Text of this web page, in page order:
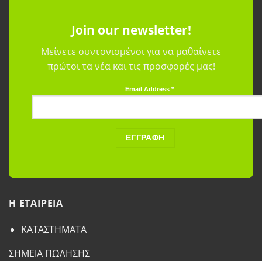
Join our newsletter!
Μείνετε συντονισμένοι για να μαθαίνετε
πρώτοι τα νέα και τις προσφορές μας!
Email Address *
H ETAΙΡΕΙΑ
ΚΑΤΑΣΤΗΜΑΤΑ
ΣΗΜΕΙΑ ΠΩΛΗΣΗΣ